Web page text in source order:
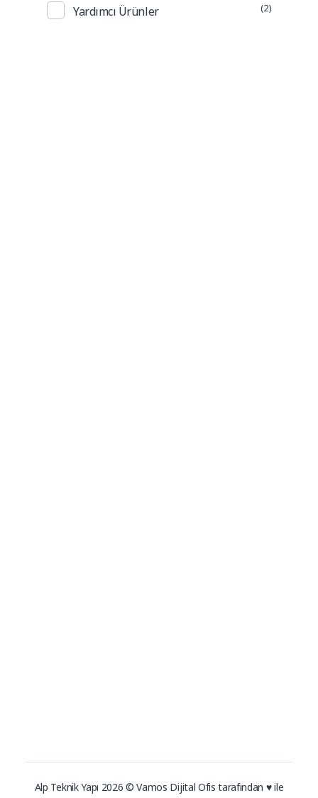
Yardımcı Ürünler (2)
Alp Teknik Yapı 2026 © Vamos Dijital Ofis tarafından ♥ ile